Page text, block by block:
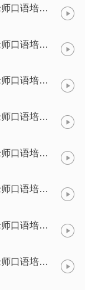
广东话、广州话、香港话、白话学习、老师口语培训4
广东话、广州话、香港话、白话学习、老师口语培训5
广东话、广州话、香港话、白话学习、老师口语培训6
广东话、广州话、香港话、白话学习、老师口语培训7
广东话、广州话、香港话、白话学习、老师口语培训8
广东话、广州话、香港话、白话学习、老师口语培训9
广东话、广州话、香港话、白话学习、老师口语培训10
广东话、广州话、香港话、白话学习、老师口语培训11